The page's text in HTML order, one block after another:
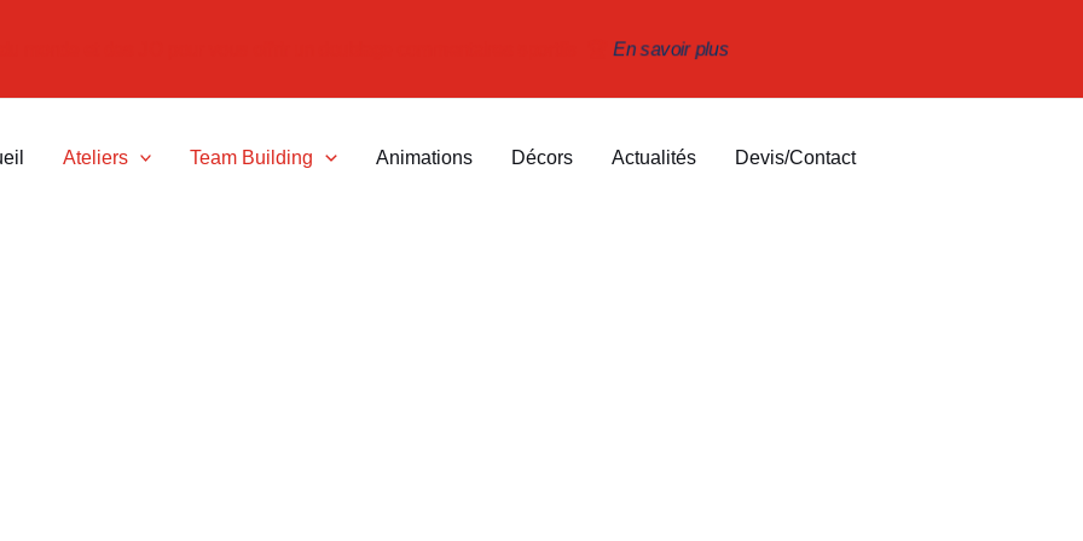
En savoir plus
Ateliers Team Building Animations Décors Actualités Devis/Contact